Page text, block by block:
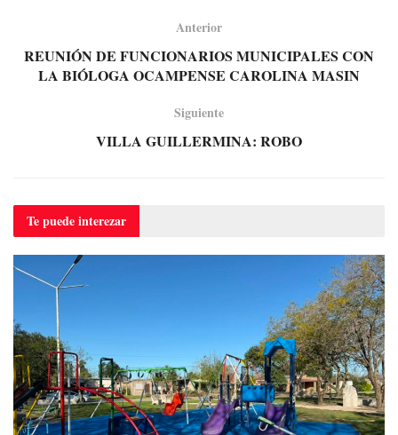
Anterior
REUNIÓN DE FUNCIONARIOS MUNICIPALES CON
LA BIÓLOGA OCAMPENSE CAROLINA MASIN
Siguiente
VILLA GUILLERMINA: ROBO
Te puedeinterezar